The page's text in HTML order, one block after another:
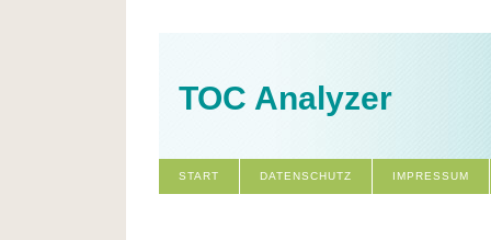
TOC Analyzer
START DATENSCHUTZ IMPRESSUM